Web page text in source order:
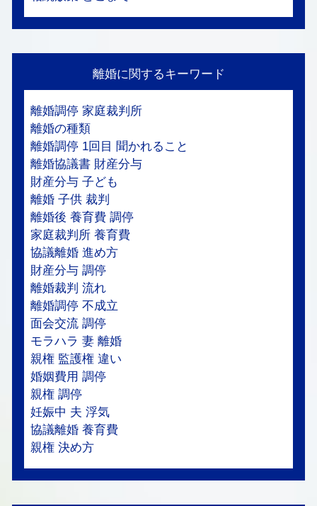
離婚に関するキーワード
離婚調停 家庭裁判所
離婚の種類
離婚調停 1回目 聞かれること
離婚協議書 財産分与
財産分与 子ども
離婚 子供 裁判
離婚後 養育費 調停
家庭裁判所 養育費
協議離婚 進め方
財産分与 調停
離婚裁判 流れ
離婚調停 不成立
面会交流 調停
モラハラ 妻 離婚
親権 監護権 違い
婚姻費用 調停
親権 調停
妊娠中 夫 浮気
協議離婚 養育費
親権 決め方